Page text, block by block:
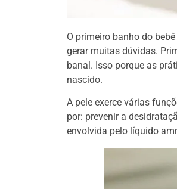
O primeiro banho do
gerar muitas dúvidas.
banal. Isso porque as
nascido.
A pele exerce várias
por: prevenir a
envolvida pelo líquido